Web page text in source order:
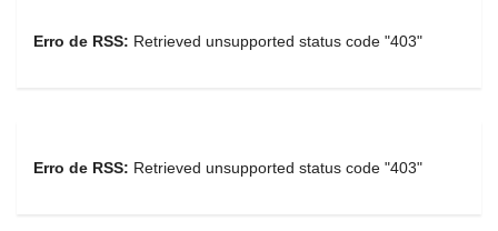
Erro de RSS: Retrieved unsupported status code "403"
Erro de RSS: Retrieved unsupported status code "403"